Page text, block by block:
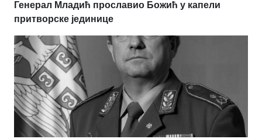
Генерал Младић прославио Божић у капели
притворске јединице